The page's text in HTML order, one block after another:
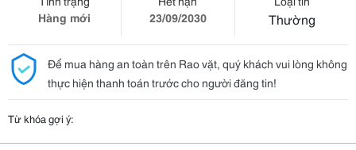
Hàng mới
23/09/2030
Thường
Để mua hàng an toàn trên Rao vặt, quý khách vui lòng không
thực hiện thanh toán trước cho người đăng tin!
Từ khóa gợi ý: